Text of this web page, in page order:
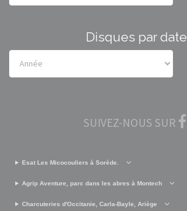
Disques par date
SUIVEZ-NOUS SUR
Esat Les Micocouliers à Sorède.
Agrip Aventure, parc dans les abres à Montech
Charcuteries d'Occitanie, Carla-Bayle, Ariège